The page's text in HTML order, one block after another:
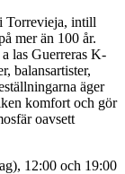
Torrevieja, intill
mer än 100 år.
las Guerreras K-
balansartister,
äger
komfort och gör
oavsett
12:00 och 19:00